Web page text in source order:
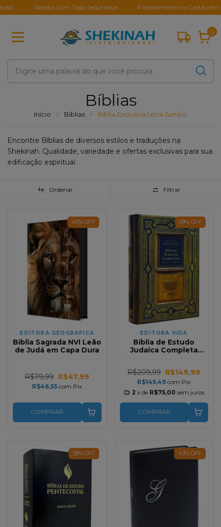
Receba Com Toda Segurança Parcelamento no Cartão em até
0
Bíblias
Início Bíblias Bíblia Exclusiva Letra Jumbo
Encontre Bíblias de diversos estilos e traduções na
Shekinah. Qualidade, variedade e ofertas exclusivas para sua
edificação espiritual.
Ordenar Filtrar
40% OFF
EDITORA GEOGRAFICA
Bíblia Sagrada NVI Leão
de Judá em Capa Dura
R$79,99 R$47,99
R$46,55com Pix
COMPRAR
29% OFF
EDITORA VIDA
Bíblia de Estudo
Judaica Completa
R$209,99 R$149,99
R$145,49com Pix
2 x de R$75,00 sem juros
COMPRAR
38% OFF 43% OFF